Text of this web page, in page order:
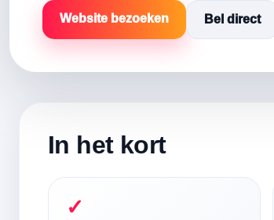
Website bezoeken Bel direct
In het kort
✓